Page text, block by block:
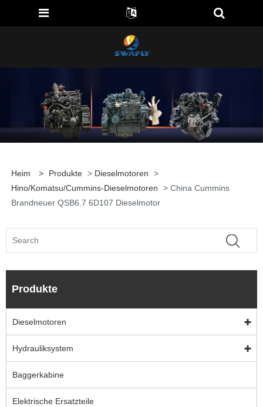
Heim > Produkte > Dieselmotoren
>
Hino/Komatsu/Cummins-Dieselmotoren
> China Cummins
Brandneuer QSB6.7 6D107 Dieselmotor
Produkte
Dieselmotoren
Hydrauliksystem
Baggerkabine
Elektrische Ersatzteile